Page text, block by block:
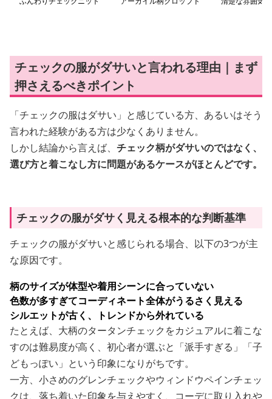
チェックの服がダサいと言われる理由｜まず
押さえるべきポイント
「チェックの服はダサい」と感じている方、あるいはそう
言われた経験がある方は少なくありません。
しかし結論から言えば、 チェック柄がダサいのではなく、
選び方と着こなし方に問題があるケースがほとんどです。
チェックの服がダサく見える根本的な判断基準
チェックの服がダサいと感じられる場合、以下の3つが主
な原因です。
柄のサイズが体型や着用シーンに合っていない
色数が多すぎてコーディネート全体がうるさく見える
シルエットが古く、トレンドから外れている
たとえば、大柄のタータンチェックをカジュアルに着こな
すのは難易度が高く、初心者が選ぶと「派手すぎる」「子
どもっぽい」という印象になりがちです。
一方、小さめのグレンチェックやウィンドウペインチェッ
クは、落ち着いた印象を与えやすく、コーデに取り入れや